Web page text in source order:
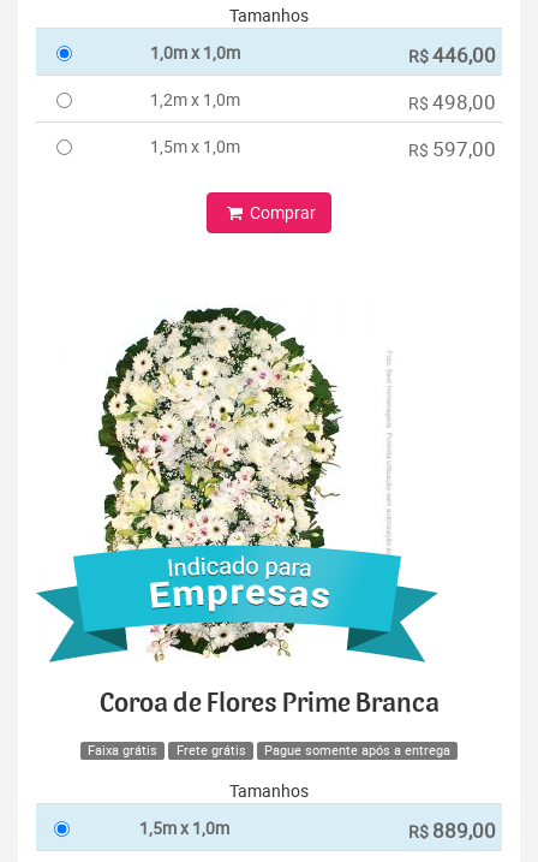
Tamanhos
1,0m x 1,0m
R$446,00
1,2m x 1,0m R$ 498,00
1,5m x 1,0m R$ 597,00
Comprar
Coroa de Flores Prime Branca
Faixa grátis Frete grátis Pague somente após a entrega
Tamanhos
1,5m x 1,0m
R$ 889,00